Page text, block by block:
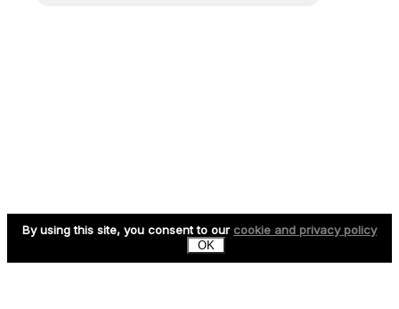
By using this site, you consent to our cookie and privacy policy